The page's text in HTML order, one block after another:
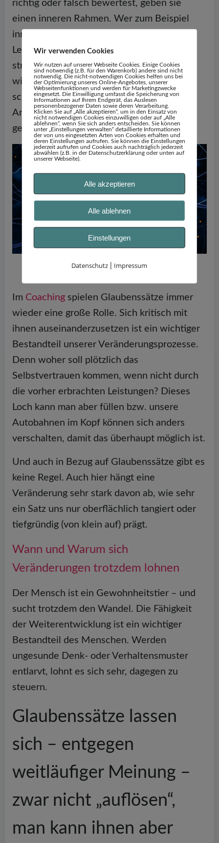
richtig oder falsch bewertest, geben sie
einen inneren Rahmen. Wer zum Beispiel
innerlich davon überzeugt ist, erst durch
Leistung Liebe zu verdienen, wird danach
streben, Leistung zu zeigen. Im Gegenzug
wird es ihm aller Voraussicht nach sehr
schwer fallen, ohne bestimmte Leistungen
Anerkennung annehmen zu können oder
geliebt zu werden.
Autobahnen
Im Coaching spielen Glaubenssätze immer
wieder eine große Rolle. Sich kritisch mit
ihnen auseinanderzusetzen ist ein wichtiger
Bestandteil unserer Veränderungsprozesse.
Denn woher soll plötzlich das
Selbstvertrauen kommen, wenn nicht durch
die vorher erbrachten Leistungen? Dieses
Loch kann man aber füllen bzw. unsere
Autobahnen im Kopf können sich anders
verschalten, damit das überhaupt möglich ist.
Und auch in Bezug auf Glaubenssätze gibt es
keine Regel. Auch hier hängt eine
Veränderung sehr stark davon ab, wie sehr
ein Satz uns nur oberflächlich tangiert oder
tiefgründig (von klein auf) prägt.
Wann und Warum sich
Veränderungen trotzdem lohnen
Der Mensch ist ein Gewohnheitstier – und
sucht trotzdem den Wandel. Die Fähigkeit
der Weiterentwicklung ist ein wichtiger
Bestandteil des Menschen. Werden
ungesunde Denk- oder Verhaltensmuster
entlarvt, lohnt es sich sehr, dagegen zu
steuern.
Glaubenssätze lassen
sich – entgegen
weitläufiger Meinung –
zwar nicht „auflösen“,
man kann ihnen aber
Wir verwenden Cookies
Wir nutzen auf unserer Webseite Cookies. Einige Cookies
sind notwendig (z.B. für den Warenkorb) andere sind nicht
notwendig. Die nicht-notwendigen Cookies helfen uns bei
der Optimierung unseres Online-Angebotes, unserer
Webseitenfunktionen und werden für Marketingzwecke
eingesetzt. Die Einwilligung umfasst die Speicherung von
Informationen auf Ihrem Endgerät, das Auslesen
personenbezogener Daten sowie deren Verarbeitung.
Klicken Sie auf „Alle akzeptieren“, um in den Einsatz von
nicht notwendigen Cookies einzuwilligen oder auf „Alle
ablehnen“, wenn Sie sich anders entscheiden. Sie können
unter „Einstellungen verwalten“ detaillierte Informationen
der von uns eingesetzten Arten von Cookies erhalten und
deren Einstellungen aufrufen. Sie können die Einstellungen
jederzeit aufrufen und Cookies auch nachträglich jederzeit
abwählen (z.B. in der Datenschutzerklärung oder unten auf
unserer Webseite).
Alle akzeptieren
Alle ablehnen
Einstellungen
Datenschutz Impressum